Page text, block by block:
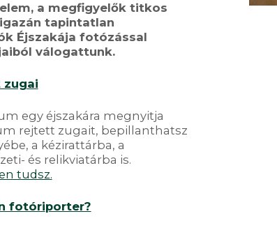
a megfigyelők titkos
tapintatlan
Éjszakája fotózással
válogattunk.
zugai
egy éjszakára megnyitja
rejtett zugait, bepillanthatsz
a kézirattárba, a
és relikviatárba is.
tudsz.
fotóriporter?